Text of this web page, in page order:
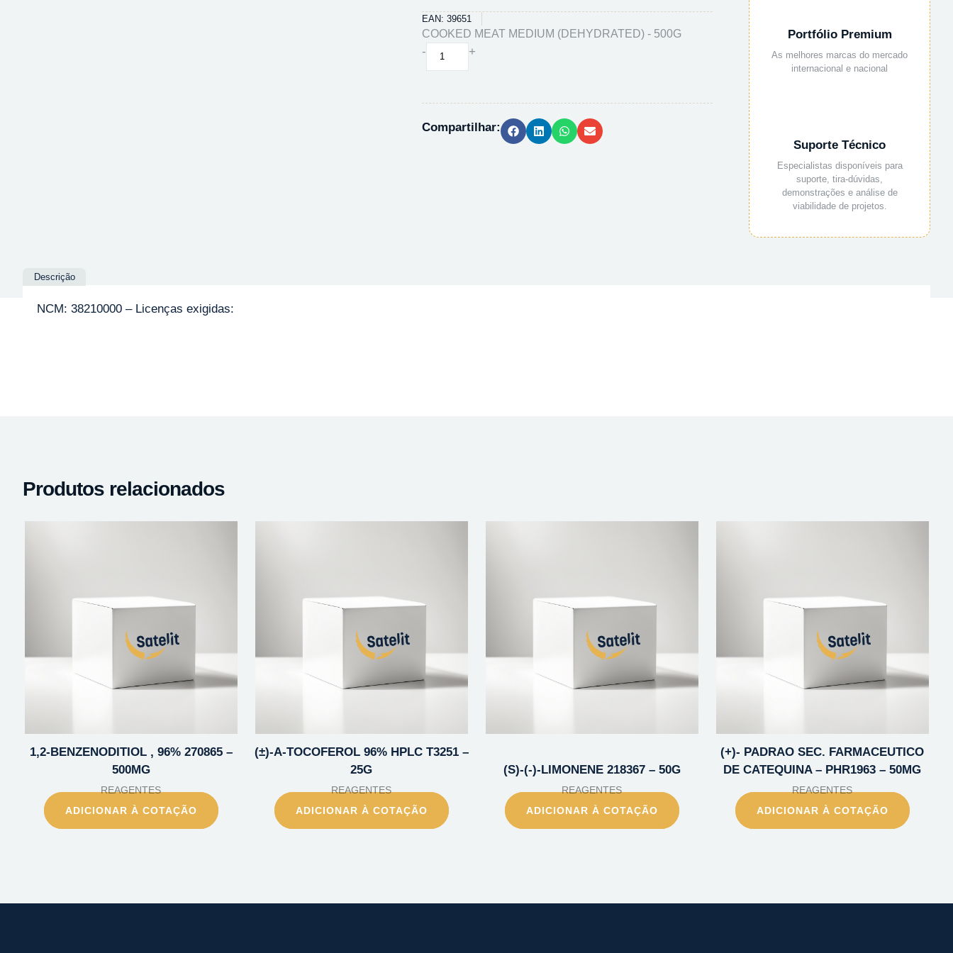
EAN: 39651
COOKED MEAT MEDIUM (DEHYDRATED) - 500G
-
COOKED
MEAT
(DEHYDRATED)
-
+
Compartilhar:
Portfólio Premium
As melhores marcas do mercado
internacional e nacional
Suporte Técnico
Especialistas disponíveis para
suporte, tira-dúvidas,
demonstrações e análise de
viabilidade de projetos.
Descrição
NCM: 38210000 – Licenças exigidas:
Produtos relacionados
1,2-BENZENODITIOL , 96% 270865 –
500MG
REAGENTES
ADICIONAR À COTAÇÃO
(±)-A-TOCOFEROL 96% HPLC T3251 –
25G
REAGENTES
ADICIONAR À COTAÇÃO
(S)-(-)-LIMONENE 218367 – 50G
REAGENTES
ADICIONAR À COTAÇÃO
(+)- PADRAO SEC. FARMACEUTICO
DE CATEQUINA – PHR1963 – 50MG
REAGENTES
ADICIONAR À COTAÇÃO